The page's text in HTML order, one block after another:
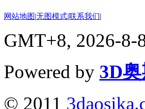
网站地图|无图模式|联系我们|
GMT+8, 2026-8-
Powered by 3D
© 2011